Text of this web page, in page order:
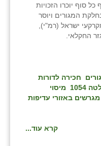
כל סוף יוכרו הזכויות
המגורים ויוסר
ישראל (רמ"י),
החקלאי.
חכירה לדורות
1054
מיסוי
באזורי עדיפות
קרא עוד...